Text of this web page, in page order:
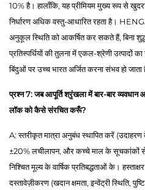
10% है। हालाँकि, यह प्रीमियम मुख्य रूप से
निर्धारण अधिक वस्तु-आधारित रहता है।
अनुकूल स्थिति को आकर्षित कर सकते हैं, बिना
प्रतिस्पर्धियों की तुलना में एकल-श्रेणी उत्पादों
बिंदुओं पर उच्च भारत अर्जित करना संभव हो जाता
प्रश्न 7: जब आपूर्ति श्रृंखला में बार-बार व्यवधान
लॉक को कैसे संरचित करूँ?
A: स्तरीकृत मात्रा अनुबंध स्थापित करें
±20% लचीलापन, और कच्चे माल के सूचकांकों से
निश्चित मूल्य के वार्षिक प्रतिबद्धताओं के।
दस्तावेज़ीकरण (खदान क्षमता, इन्वेंट्री स्थिति,